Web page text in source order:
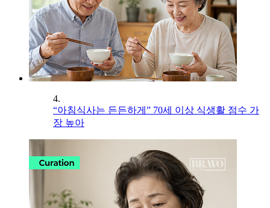
4.
“아침식사는 든든하게” 70세 이상 식생활 점수 가
장 높아